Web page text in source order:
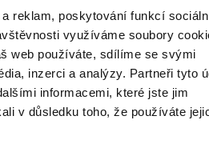
a reklam, poskytování funkcí
využíváme soubory
web používáte, sdílíme se svými
inzerci a analýzy. Partneři tyto
informacemi, které jste jim
v důsledku toho, že používáte
|
EKONOMIKA|
PLN|EUR|
EKONOMIKA|
EUR|USD